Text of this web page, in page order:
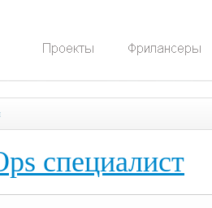
специалист